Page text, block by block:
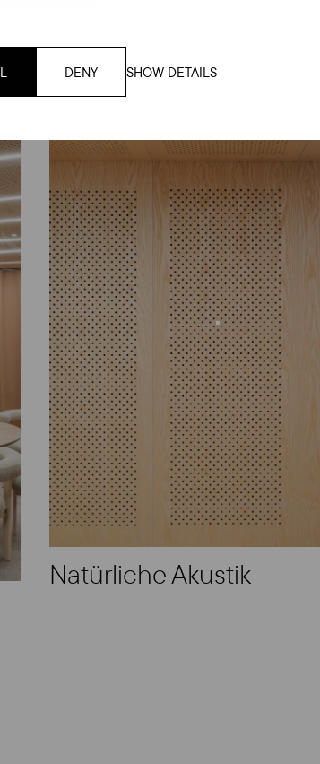
DENY SHOW DETAILS
Natürliche Akustik